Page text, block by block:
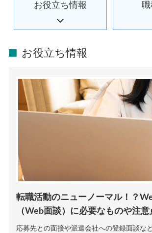
お役立ち情報
お役立ち情報
転職活動のニューノーマル！？
（Web面談）に必要なものや注意
応募先との面接や派遣会社への登録面談な